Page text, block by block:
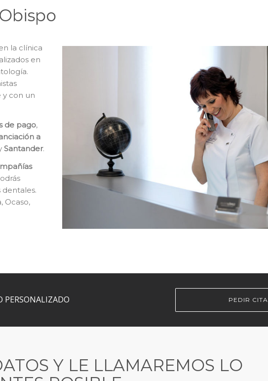
la clínica
en
y con un
de pago,
a
Santander.
Ocaso,
PERSONALIZADO PEDIR CITA
Y LE LLAMAREMOS LO